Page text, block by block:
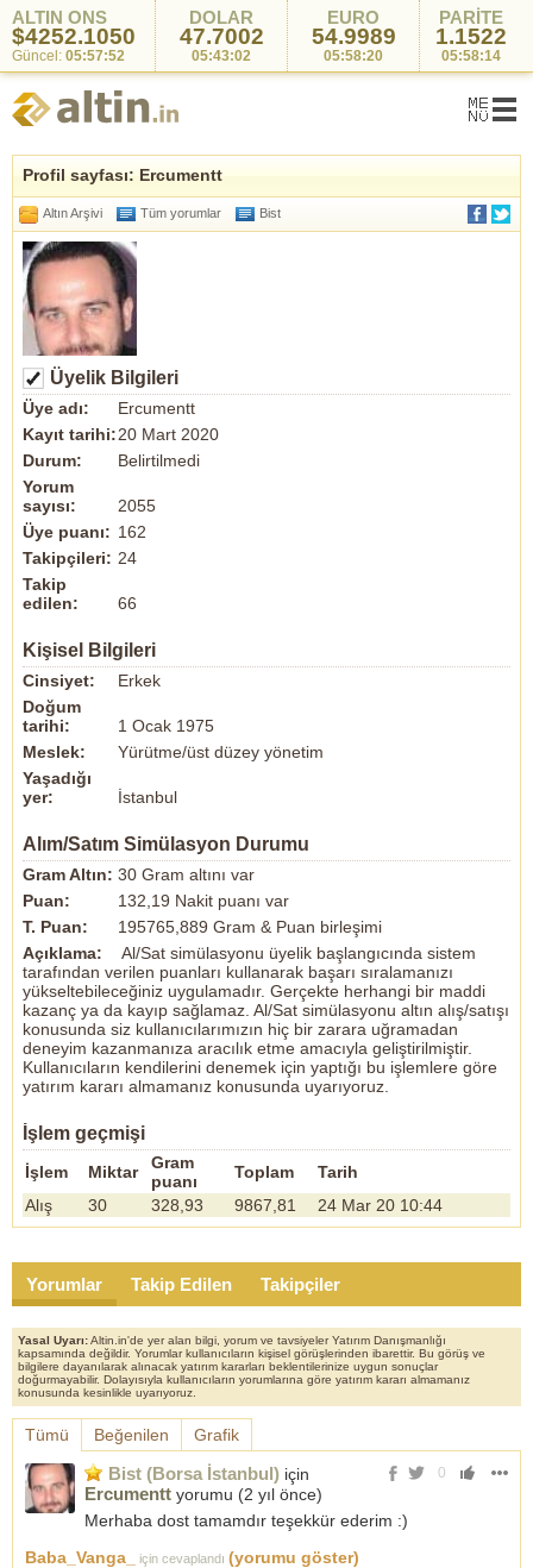
ALTIN ONS
$4252.1050
Güncel: 05:57:52
DOLAR
47.7002
05:43:02
EURO
54.9989
05:58:20
PARİTE
1.1522
05:58:14
Profil sayfası: Ercumentt
Altın Arşivi Tüm yorumlar Bist
Üyelik Bilgileri
Üye adı:
Ercumentt
Kayıt tarihi:20 Mart 2020
Durum:
Belirtilmedi
Yorum
sayısı:
2055
Üye puanı: 162
Takipçileri: 24
Takip
edilen:
66
Kişisel Bilgileri
Cinsiyet:
Erkek
Doğum
tarihi:
1 Ocak 1975
Meslek:
Yürütme/üst düzey yönetim
Yaşadığı
yer:
İstanbul
Alım/Satım Simülasyon Durumu
Gram Altın: 30 Gram altını var
Puan:
132,19 Nakit puanı var
T. Puan:
195765,889 Gram & Puan birleşimi
Açıklama:
Al/Sat simülasyonu üyelik başlangıcında sistem
tarafından verilen puanları kullanarak başarı sıralamanızı
yükseltebileceğiniz uygulamadır. Gerçekte herhangi bir maddi
kazanç ya da kayıp sağlamaz. Al/Sat simülasyonu altın alış/satışı
konusunda siz kullanıcılarımızın hiç bir zarara uğramadan
deneyim kazanmanıza aracılık etme amacıyla geliştirilmiştir.
Kullanıcıların kendilerini denemek için yaptığı bu işlemlere göre
yatırım kararı almamanız konusunda uyarıyoruz.
İşlem geçmişi
İşlem Miktar
Gram
puanı
Toplam
Tarih
Alış
30 328,93 9867,81 24 Mar 20 10:44
Yorumlar Takip Edilen Takipçiler
Yasal Uyarı:Altin.in'de yer alan bilgi, yorum ve tavsiyeler Yatırım Danışmanlığı
kapsamında değildir. Yorumlar kullanıcıların kişisel görüşlerinden ibarettir. Bu görüş ve
bilgilere dayanılarak alınacak yatırım kararları beklentilerinize uygun sonuçlar
doğurmayabilir. Dolayısıyla kullanıcıların yorumlarına göre yatırım kararı almamanız
konusunda kesinlikle uyarıyoruz.
Tümü Beğenilen Grafik
0
Bist (Borsa İstanbul) için
Ercumentt yorumu (2 yıl önce)
Merhaba dost tamamdır teşekkür ederim :)
Baba_Vanga_
için cevaplandı (yorumu göster)